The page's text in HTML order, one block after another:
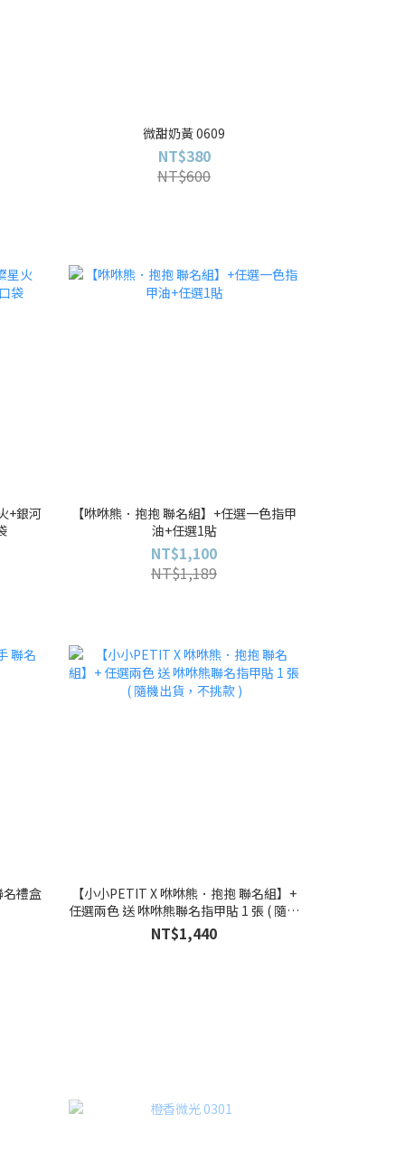
微甜奶黃 0609
NT$380
NT$600
+銀河
【咻咻熊．抱抱 聯名組】+任選一色指甲
油+任選1貼
NT$1,100
NT$1,189
名禮盒
【小小PETIT X 咻咻熊．抱抱 聯名組】+
任選兩色 送 咻咻熊聯名指甲貼 1 張 ( 隨機
出貨，不挑款 )
NT$1,440